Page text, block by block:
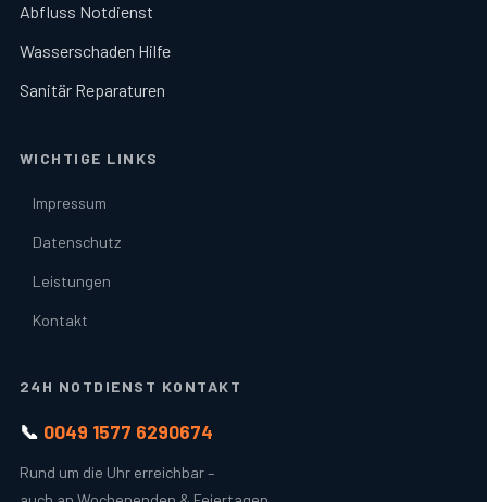
Abfluss Notdienst
Wasserschaden Hilfe
Sanitär Reparaturen
WICHTIGE LINKS
Impressum
Datenschutz
Leistungen
Kontakt
24H NOTDIENST KONTAKT
📞 0049 1577 6290674
Rund um die Uhr erreichbar –